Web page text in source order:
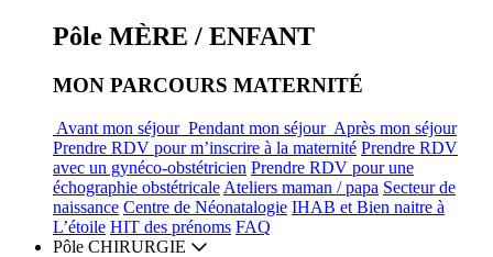
Pôle MÈRE / ENFANT
MON PARCOURS MATERNITÉ
Avant mon séjour Pendant mon séjour Après mon séjour
Prendre RDV pourm’inscrire à la maternité Prendre RDV
avec un gynéco-obstétricien Prendre RDV pour une
échographie obstétricale Ateliers maman / papa Secteur de
naissance Centre de Néonatalogie IHAB et Bien naitre à
L’étoile HIT des prénoms FAQ
Pôle CHIRURGIE